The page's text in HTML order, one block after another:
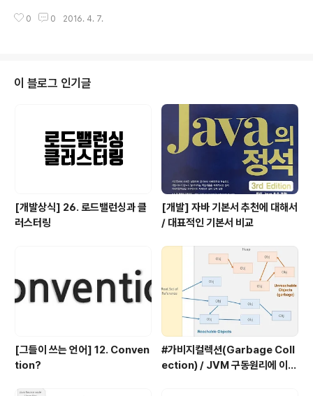
다. "설거지 좀 해주세요. 끝나면 말해주세요." 전화를 하는
한줄 한줄 실습할 수 있다. cf) 세미콜론으로 한줄에 여러
console.log(a);[ 3, 2, 1 ] undefined > a=[3,1,2];fu
nction b(v1, v2){return v1-v2}; a.sort(b); console.
0 0 2016. 4. 7.
이 블로그 인기글
[개발상식] 26. 로드밸런싱과 클
러스터링
[개발] 자바 기본서 추천에 대해서
/ 대표적인 기본서 비교
[그들이 쓰는 언어] 12. Conven
tion?
#가비지컬렉션(Garbage Coll
ection) / JVM 구동원리에 이어